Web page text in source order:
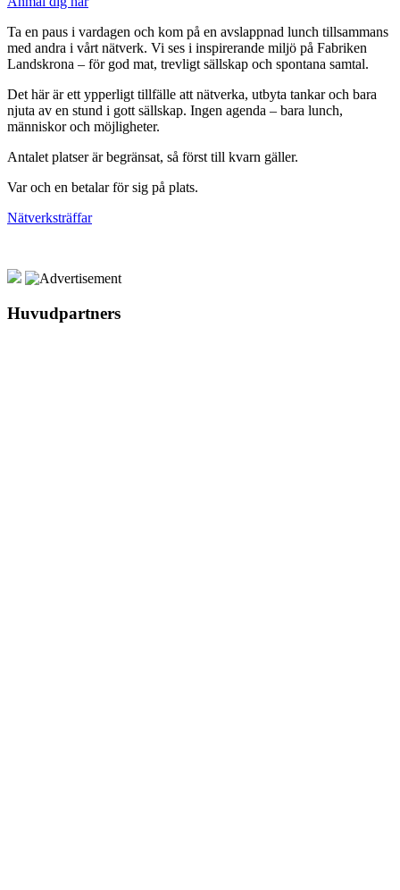
Ta en paus i vardagen och kom på en avslappnad lunch tillsammans
med andra i vårt nätverk. Vi ses i inspirerande miljö på Fabriken
Landskrona – för god mat, trevligt sällskap och spontana samtal.
Det här är ett ypperligt tillfälle att nätverka, utbyta tankar och bara
njuta av en stund i gott sällskap. Ingen agenda – bara lunch,
människor och möjligheter.
Antalet platser är begränsat, så först till kvarn gäller.
Var och en betalar för sig på plats.
Nätverksträffar
Huvudpartners